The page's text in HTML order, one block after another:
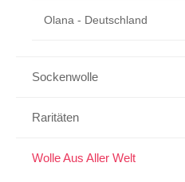
Olana - Deutschland
Sockenwolle
Raritäten
Wolle Aus Aller Welt